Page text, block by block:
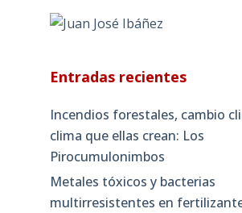
Entradas recientes
Incendios forestales, cambio
clima que ellas crean: Los
Pirocumulonimbos
Metales tóxicos y bacterias
multirresistentes en